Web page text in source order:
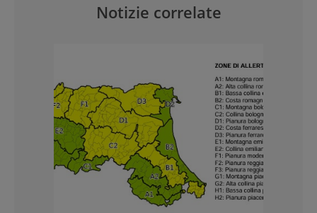
Notizie correlate